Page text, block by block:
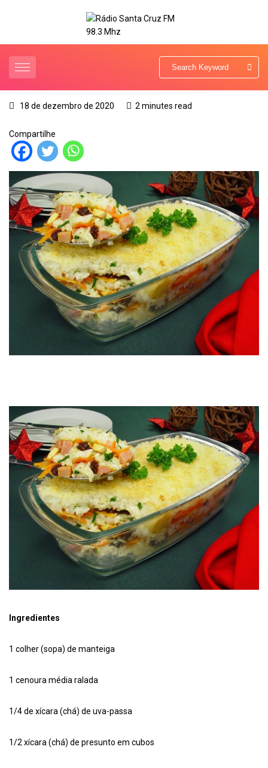
18 de dezembro de 2020 2 minutes read
Compartilhe
Ingredientes
1 colher (sopa) de manteiga
1 cenoura média ralada
1/4 de xícara (chá) de uva-passa
1/2 xícara (chá) de presunto em cubos